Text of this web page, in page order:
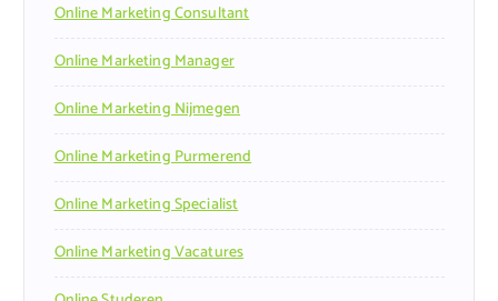
Online Marketing Consultant
Online Marketing Manager
Online Marketing Nijmegen
Online Marketing Purmerend
Online Marketing Specialist
Online Marketing Vacatures